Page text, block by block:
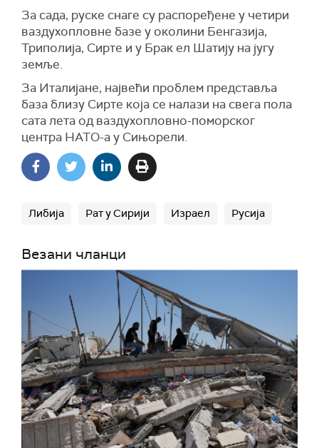
За сада, руске снаге су распоређене у четири
ваздухопловне базе у околини Бенгазија,
Триполија, Сирте и у Брак ел Шатију на југу
земље.
За Италијане, највећи проблем представља
база близу Сирте која се налази на свега пола
сата лета од ваздухопловно-поморског
центра НАТО-а у Сињорели.
Либија Рат у Сирији Израел Русија
Везани чланци